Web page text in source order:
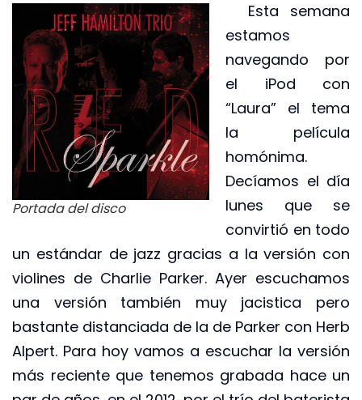
Portada del disco
Esta semana
estamos
navegando por
el iPod con
“Laura” el tema
la película
homónima.
Decíamos el día
lunes que se
convirtió en todo
un estándar de jazz gracias a la versión con
violines de Charlie Parker. Ayer escuchamos
una versión también muy jacistica pero
bastante distanciada de la de Parker con Herb
Alpert. Para hoy vamos a escuchar la versión
más reciente que tenemos grabada hace un